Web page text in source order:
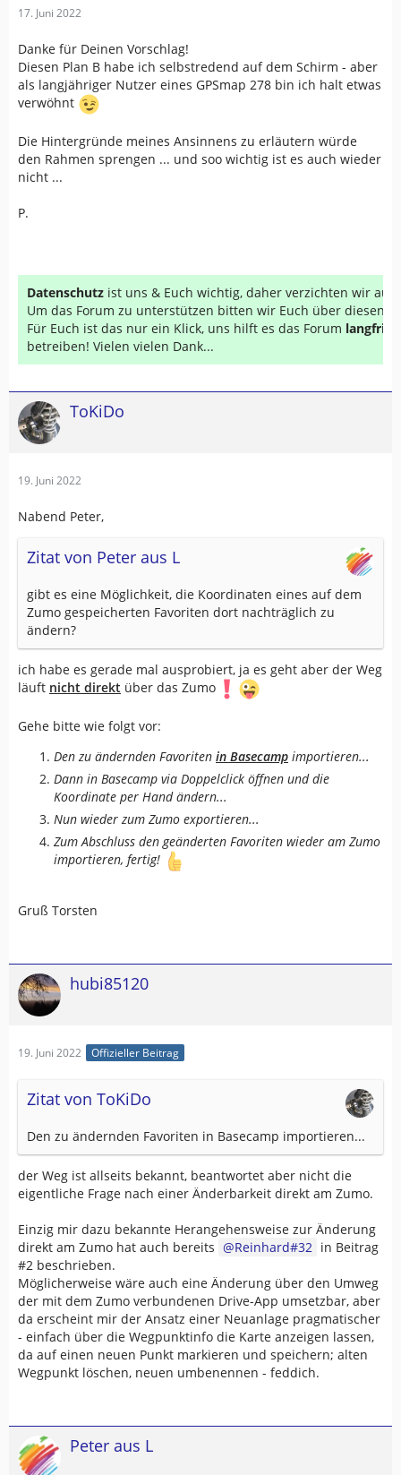
17. Juni 2022
Danke für Deinen Vorschlag!
Diesen Plan B habe ich selbstredend auf dem Schirm - aber
als langjähriger Nutzer eines GPSmap 278 bin ich halt etwas
verwöhnt
Die Hintergründe meines Ansinnens zu erläutern würde
den Rahmen sprengen ... und soo wichtig ist es auch wieder
nicht ...
P.
Datenschutz ist uns & Euch wichtig, daher verzichten wir auf
Um das Forum zu unterstützen bitten wir Euch über diesen
Für Euch ist das nur ein Klick, uns hilft es das Forum
betreiben! Vielen vielen Dank...
ToKiDo
19. Juni 2022
Nabend Peter,
Zitat von Peter aus L
gibt es eine Möglichkeit, die Koordinaten eines auf dem
Zumo gespeicherten Favoriten dort nachträglich zu
ändern?
ich habe es gerade mal ausprobiert, ja es geht aber der Weg
läuft nicht direkt über das Zumo
Gehe bitte wie folgt vor:
Den zu ändernden Favoriten in Basecamp importieren...
Dann in Basecamp via Doppelclick öffnen und die
Koordinate per Hand ändern...
Nun wieder zum Zumo exportieren...
Zum Abschluss den geänderten Favoriten wieder am Zumo
importieren, fertig!
Gruß Torsten
hubi85120
19. Juni 2022 Offizieller Beitrag
Zitat von ToKiDo
Den zu ändernden Favoriten in Basecamp importieren...
der Weg ist allseits bekannt, beantwortet aber nicht die
eigentliche Frage nach einer Änderbarkeit direkt am Zumo.
Einzig mir dazu bekannte Herangehensweise zur Änderung
direkt am Zumo hat auch bereits
Reinhard#32 in Beitrag
#2 beschrieben.
Möglicherweise wäre auch eine Änderung über den Umweg
der mit dem Zumo verbundenen Drive-App umsetzbar, aber
da erscheint mir der Ansatz einer Neuanlage pragmatischer
- einfach über die Wegpunktinfo die Karte anzeigen lassen,
da auf einen neuen Punkt markieren und speichern; alten
Wegpunkt löschen, neuen umbenennen - feddich.
Peter aus L